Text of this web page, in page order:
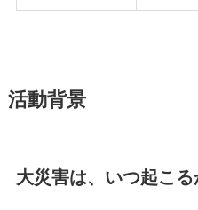
活動背景
大災害は、いつ起こ